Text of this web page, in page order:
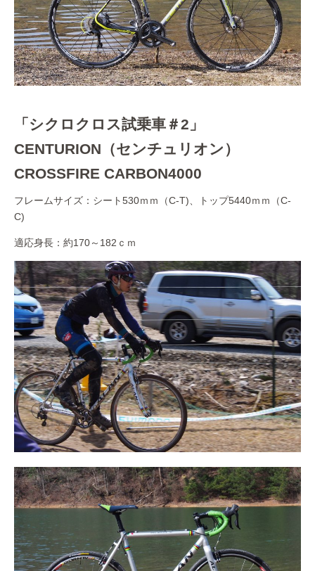
「シクロクロス試乗車＃2」
CENTURION（センチュリオン）
CROSSFIRE CARBON4000
フレームサイズ：シート530ｍｍ（C-T)、トップ5440ｍｍ（C-
C)
適応身長：約170～182ｃｍ